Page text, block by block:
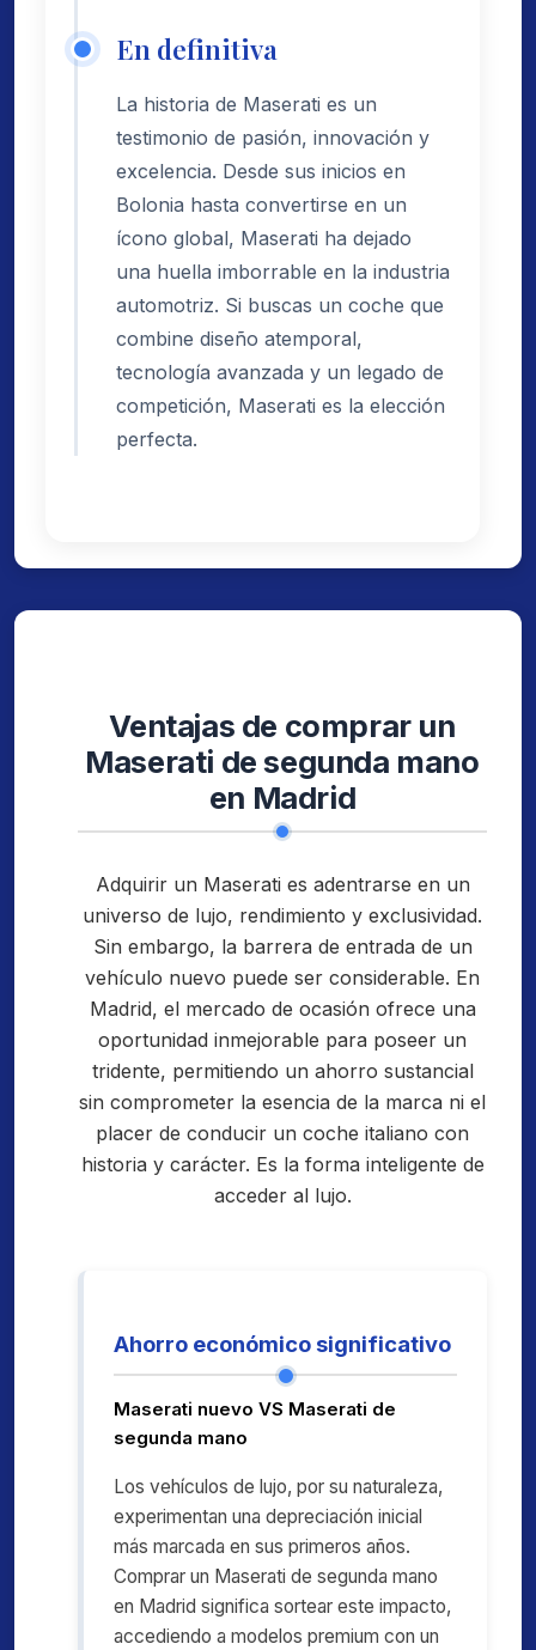
En definitiva
La historia de Maserati es un
testimonio de pasión, innovación y
excelencia. Desde sus inicios en
Bolonia hasta convertirse en un
ícono global, Maserati ha dejado
una huella imborrable en la industria
automotriz. Si buscas un coche que
combine diseño atemporal,
tecnología avanzada y un legado de
competición, Maserati es la elección
perfecta.
Ventajas de comprar un
Maserati de segunda mano
en Madrid
Adquirir un Maserati es adentrarse en un
universo de lujo, rendimiento y exclusividad.
Sin embargo, la barrera de entrada de un
vehículo nuevo puede ser considerable. En
Madrid, el mercado de ocasión ofrece una
oportunidad inmejorable para poseer un
tridente, permitiendo un ahorro sustancial
sin comprometer la esencia de la marca ni el
placer de conducir un coche italiano con
historia y carácter. Es la forma inteligente de
acceder al lujo.
Ahorro económico significativo
Maserati nuevo VS Maserati de
segunda mano
Los vehículos de lujo, por su naturaleza,
experimentan una depreciación inicial
más marcada en sus primeros años.
Comprar un Maserati de segunda mano
en Madrid significa sortear este impacto,
accediendo a modelos premium con un